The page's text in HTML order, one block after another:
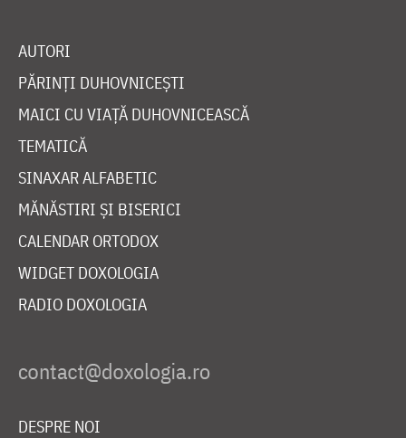
AUTORI
PĂRINȚI DUHOVNICEȘTI
MAICI CU VIAȚĂ DUHOVNICEASCĂ
TEMATICĂ
SINAXAR ALFABETIC
MĂNĂSTIRI ȘI BISERICI
CALENDAR ORTODOX
WIDGET DOXOLOGIA
RADIO DOXOLOGIA
DESPRE NOI